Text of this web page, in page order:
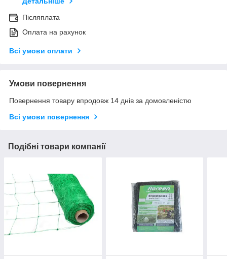
Післяплата
Оплата на рахунок
Всі умови оплати
Умови повернення
Повернення товару впродовж 14 днів за домовленістю
Всі умови повернення
Подібні товари компанії